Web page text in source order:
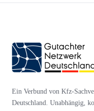
Ein Verbund von Kfz-
Deutschland. Unabhängig,